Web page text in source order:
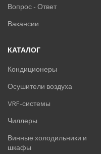
Вопрос - Ответ
Вакансии
КАТАЛОГ
Кондиционеры
Осушители воздуха
VRF-системы
Чиллеры
Винные холодильники и
шкафы